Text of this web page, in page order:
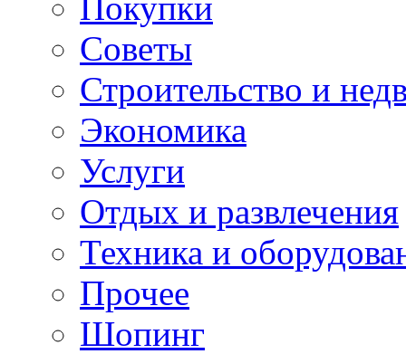
Советы
Строительство и
Экономика
Услуги
Отдых и развлечения
Техника и
Прочее
Шопинг